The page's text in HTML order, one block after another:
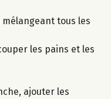
tous les
les pains et les
ajouter les